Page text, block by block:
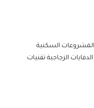
السكنية
الزجاجية تقنيات